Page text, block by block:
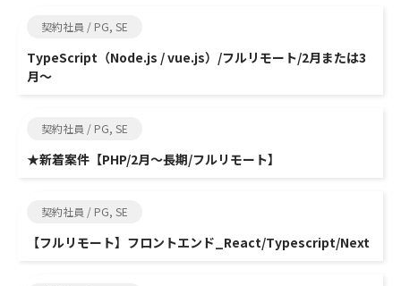
契約社員 / PG, SE
TypeScript（Node.js / vue.js）/フルリモート/2月または3
月～
契約社員 / PG, SE
★新着案件【PHP/2月～長期/フルリモート】
契約社員 / PG, SE
【フルリモート】フロントエンド_React/Typescript/Next